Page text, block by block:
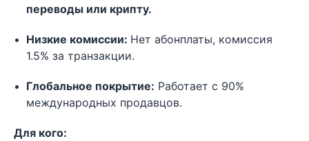
переводы или крипту.
Низкие комиссии: Нет абонплаты, комиссия
1.5% за транзакции.
Глобальное покрытие: Работает с 90%
международных продавцов.
Для кого: